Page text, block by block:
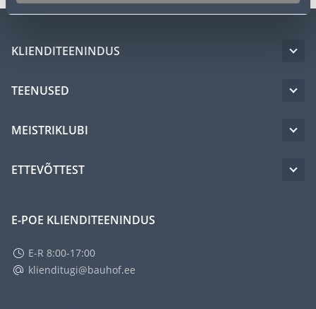
KLIENDITEENINDUS
TEENUSED
MEISTRIKLUBI
ETTEVÕTTEST
E-POE KLIENDITEENINDUS
E-R 8:00-17:00
klienditugi@bauhof.ee